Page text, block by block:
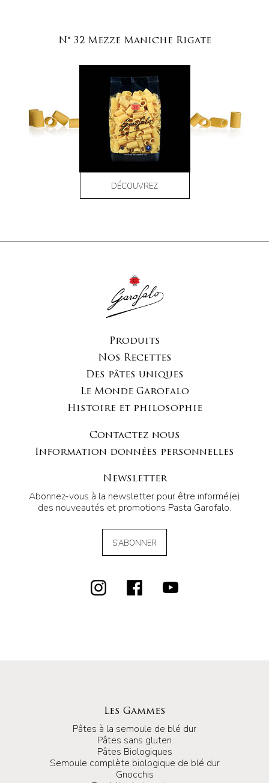
N° 32 Mezze Maniche Rigate
DÉCOUVREZ
Produits
Nos Recettes
Des pâtes uniques
Le Monde Garofalo
Histoire et philosophie
Contactez nous
Information données personnelles
Newsletter
Abonnez-vous à la newsletter pour être informé(e)
des nouveautés et promotions Pasta Garofalo.
S’ABONNER
Les Gammes
Pâtes à la semoule de blé dur
Pâtes sans gluten
Pâtes Biologiques
Semoule complète biologique de blé dur
Gnocchis